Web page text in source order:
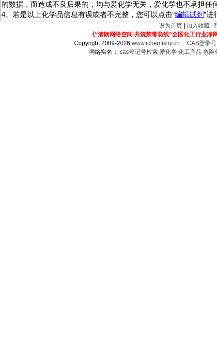
的数据，而造成不良后果的，均与爱化学无关，爱化学也不承担任
4、若是以上化学品信息有误或者不完整，您可以点击“编辑试剂”进
设为首页 加入收藏
《“清朗网络空间 共筑禁毒防线”全国化工行业净
Copyright 2009-2026www.ichemistry.cn
CAS登录
网络实名： cas登记号检索 爱化学 化工产品 危险